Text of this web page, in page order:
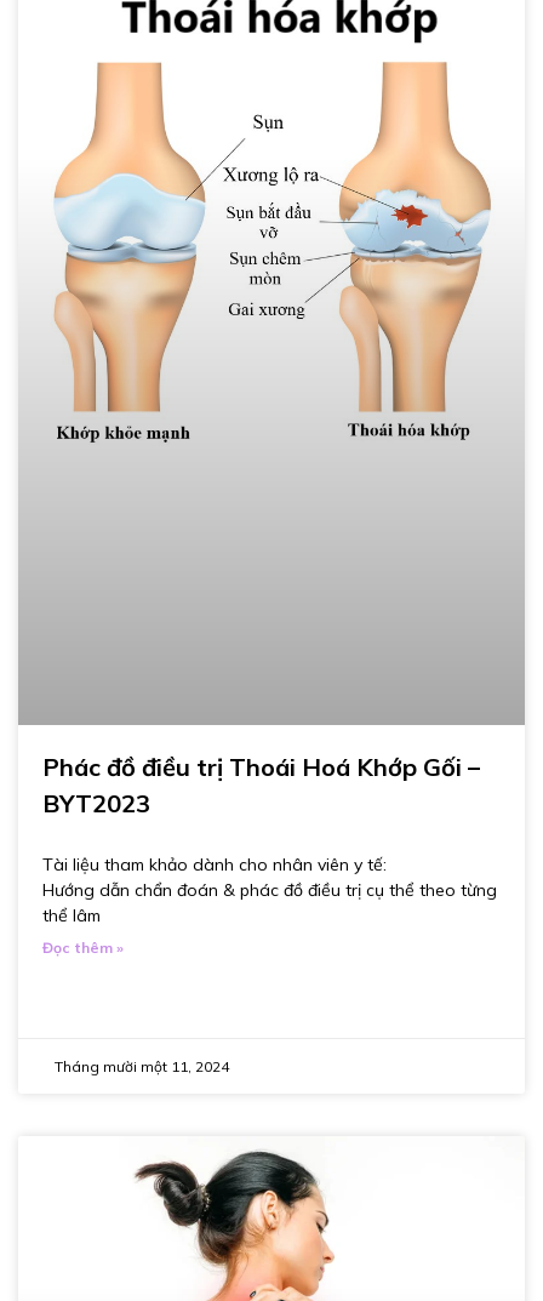
Phác đồ điều trị Thoái Hoá Khớp Gối –
BYT2023
Tài liệu tham khảo dành cho nhân viên y tế:
Hướng dẫn chẩn đoán & phác đồ điều trị cụ thể theo từng
thể lâm
Đọc thêm »
Tháng mười một 11, 2024